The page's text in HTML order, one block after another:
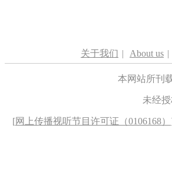
关于我们 | About us |
本网站所刊
未经
[网上传播视听节目许可证（0106168）